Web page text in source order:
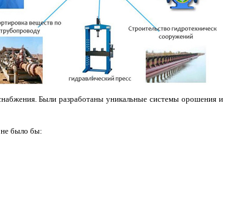
Были разработаны уникальные системы орошения и
не было бы: